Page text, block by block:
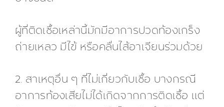
ผู้ที่ติดเชื้อเหล่านี้มักมีอาการปวดท้องเกร็ง
ถ่ายเหลว มีไข้ หรือคลื่นไส้อาเจียนร่วมด้วย
2. สาเหตุอื่น ๆ ที่ไม่เกี่ยวกับเชื้อ บางกรณี
อาการท้องเสียไม่ได้เกิดจากการติดเชื้อ แต่